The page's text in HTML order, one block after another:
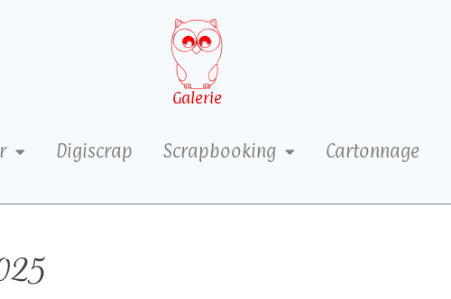
Galerie
Digiscrap Scrapbooking
Cartonnage